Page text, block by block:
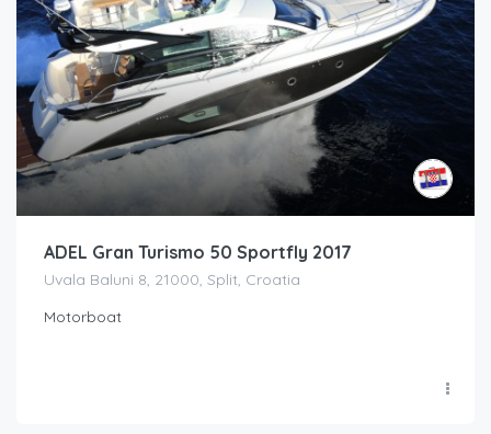
ADEL Gran Turismo 50 Sportfly 2017
Uvala Baluni 8, 21000, Split, Croatia
Motorboat